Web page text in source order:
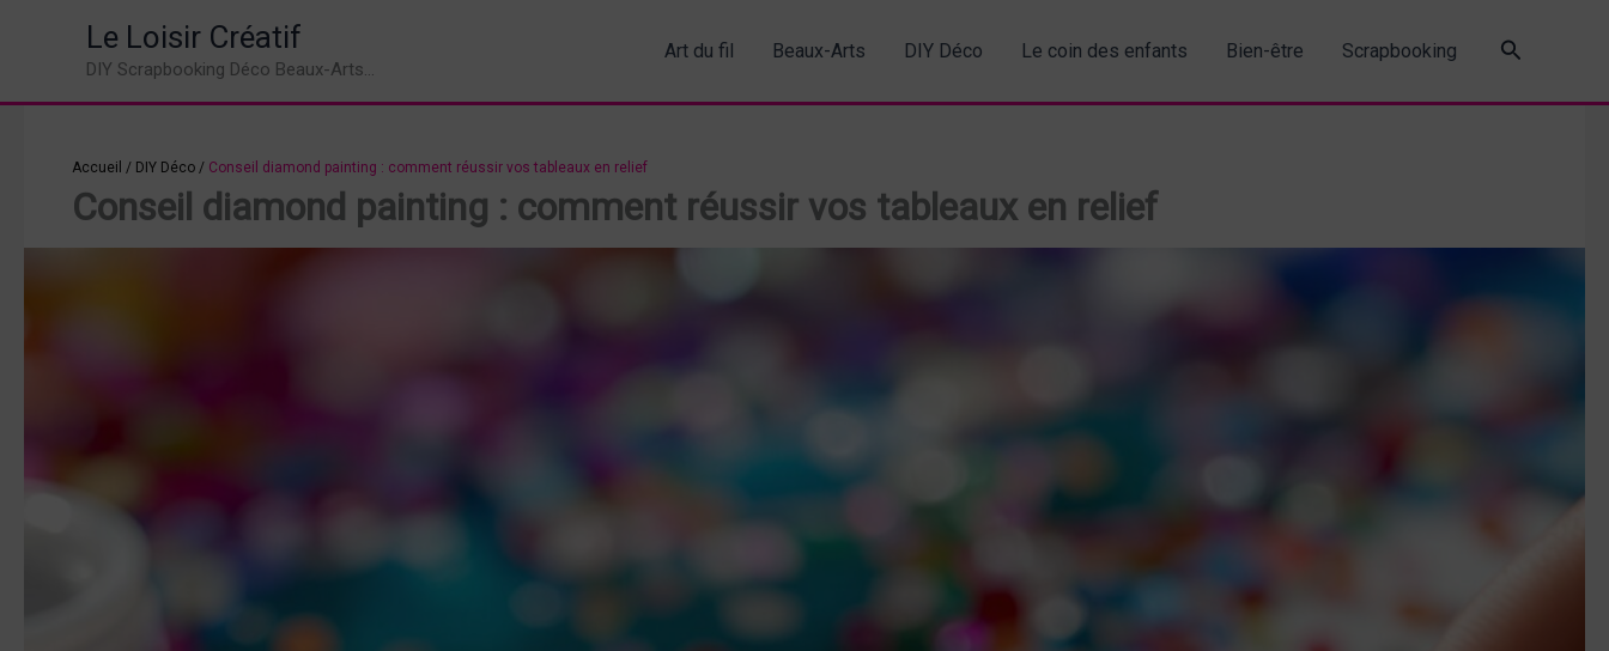
Le Loisir Créatif
DIY Scrapbooking Déco Beaux-Arts...
Art du fil Beaux-Arts DIY Déco Le coin des enfants Bien-être Scrapbooking
Accueil / DIY Déco / Conseil diamond painting : comment réussir vos tableaux en relief
Conseil diamond painting : comment réussir vos tableaux en relief